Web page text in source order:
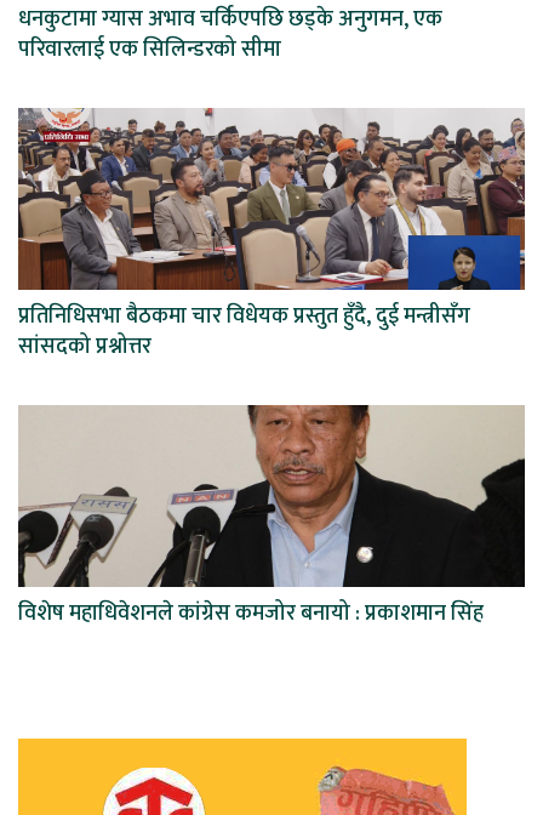
धनकुटामा ग्यास अभाव चर्किएपछि छड्के अनुगमन, एक
परिवारलाई एक सिलिन्डरको सीमा
प्रतिनिधिसभा बैठकमा चार विधेयक प्रस्तुत हुँदै, दुई मन्त्रीसँग
सांसदको प्रश्नोत्तर
विशेष महाधिवेशनले कांग्रेस कमजोर बनायो : प्रकाशमान सिंह